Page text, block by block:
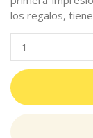
los regalos,